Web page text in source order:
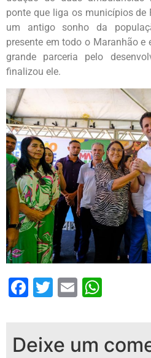
ponte que liga os municípios de
um antigo sonho da
presente em todo o Maranhão e
grande parceria pelo
finalizou ele.
Facebook
Twitter
Email
Deixe um